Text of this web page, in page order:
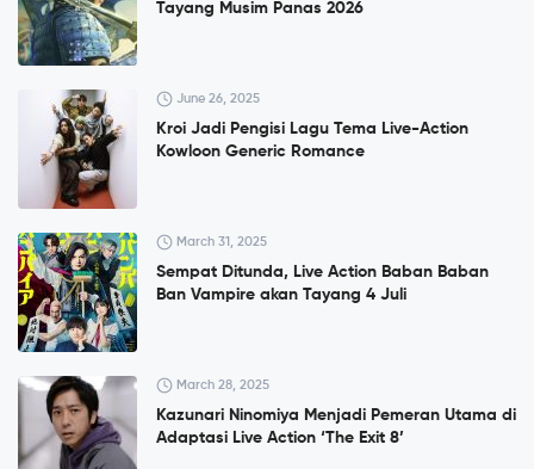
Tayang Musim Panas 2026
June 26, 2025
Kroi Jadi Pengisi Lagu Tema Live-Action
Kowloon Generic Romance
March 31, 2025
Sempat Ditunda, Live Action Baban Baban
Ban Vampire akan Tayang 4 Juli
March 28, 2025
Kazunari Ninomiya Menjadi Pemeran Utama di
Adaptasi Live Action ‘The Exit 8’